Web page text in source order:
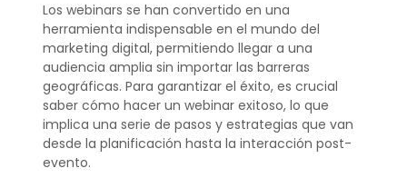
Los webinars se han convertido en una
herramienta indispensable en el mundo del
marketing digital, permitiendo llegar a una
audiencia amplia sin importar las barreras
geográficas. Para garantizar el éxito, es crucial
saber cómo hacer un webinar exitoso, lo que
implica una serie de pasos y estrategias que van
desde la planificación hasta la interacción post-
evento.